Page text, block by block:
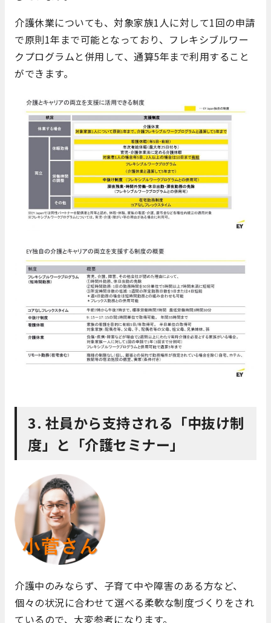
介護休業についても、対象家族1人に対して1回の申請
で原則1年まで可能となっており、フレキシブルワー
クプログラムと併用して、通算5年まで利用すること
ができます。
3. 社員から支持される「中抜け制
度」と「介護セミナー」
介護中のみならず、子育て中や障害のある方など、
個々の状況に合わせて選べる柔軟な制度づくりをされ
ているので、大変参考になります。